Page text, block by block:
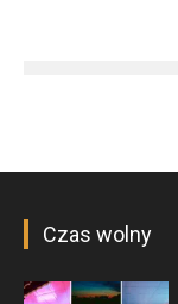
Czas wolny